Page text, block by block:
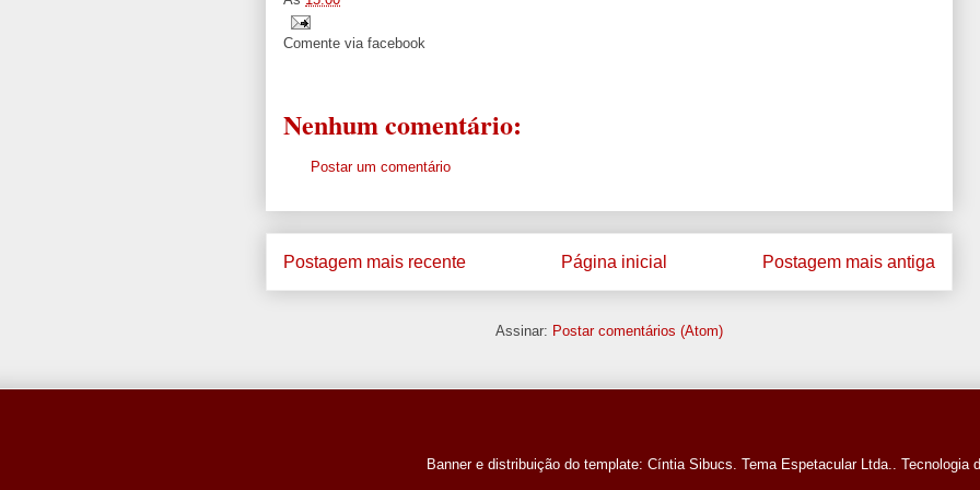
Comente via facebook
Nenhum comentário:
Postar um comentário
Postagem mais recente Postagem mais antiga
Página inicial
Assinar: Postar comentários (Atom)
Banner e distribuição do template: Cíntia Sibucs. Tema Espetacular Ltda.. Tecnologia